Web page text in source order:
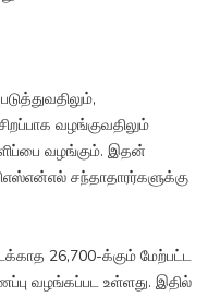
வழங்குவதிலும்
வழங்கும். இதன்
சந்தாதாரர்களுக்கு
26,700-க்கும் மேற்பட்ட
வழங்கப்பட உள்ளது. இதில்